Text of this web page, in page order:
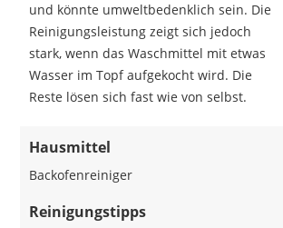
und könnte umweltbedenklich sein. Die
Reinigungsleistung zeigt sich jedoch
stark, wenn das Waschmittel mit etwas
Wasser im Topf aufgekocht wird. Die
Reste lösen sich fast wie von selbst.
Hausmittel
Backofenreiniger
Reinigungstipps